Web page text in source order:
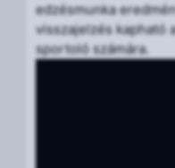
edzésmunka
visszajelzés kapható
sportoló számára.